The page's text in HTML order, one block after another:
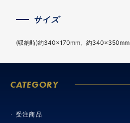
サイズ
(収納時)約340×170mm、約340×350mm
CATEGORY
受注商品